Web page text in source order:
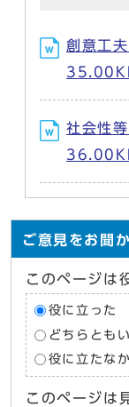
創意工
社会性
ご意見をお聞
このページは
役に立った
どちらとも
役に立たな
このページは